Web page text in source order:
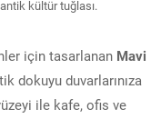
kültür tuğlası.
için tasarlanan Mavi
dokuyu duvarlarınıza
ile kafe, ofis ve